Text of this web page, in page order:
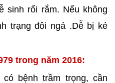
sinh rối rắm. Nếu không
trạng đôi ngả .Dễ bị kẻ
trong năm 2016:
bệnh trầm trọng, cần